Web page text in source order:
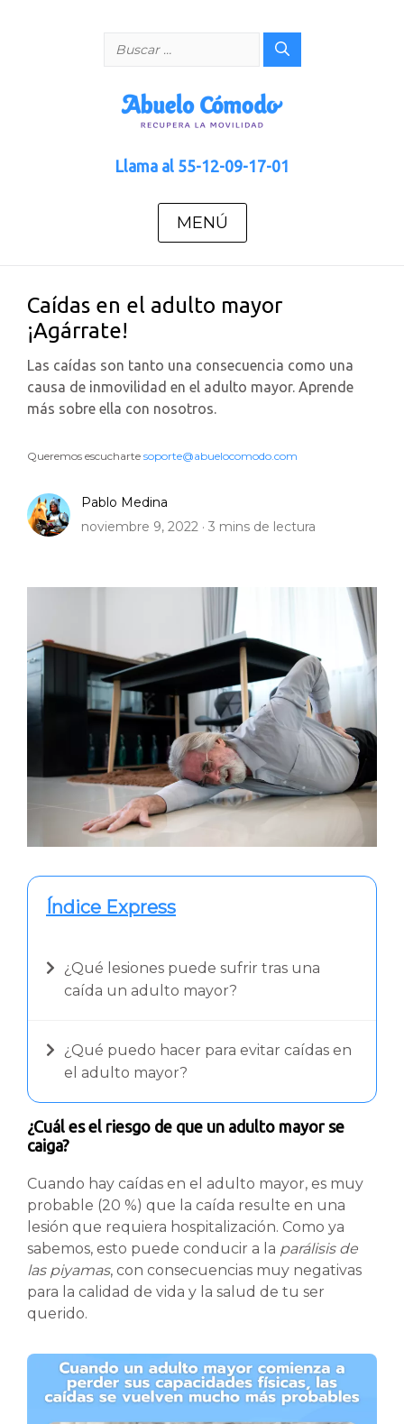
Buscar:
Llama al 55-12-09-17-01
MENÚ
Caídas en el adulto mayor
¡Agárrate!
Las caídas son tanto una consecuencia como una
causa de inmovilidad en el adulto mayor. Aprende
más sobre ella con nosotros.
Pablo Medina
noviembre 9, 2022 · 3 mins de lectura
Queremos escucharte soporte@abuelocomodo.com
Índice Express
¿Qué lesiones puede sufrir tras una
caída un adulto mayor?
¿Qué puedo hacer para evitar caídas en
el adulto mayor?
¿Cuál es el riesgo de que un adulto mayor se
caiga?
Cuando hay caídas en el adulto mayor, es muy
probable (20 %) que la caída resulte en una
lesión que requiera hospitalización. Como ya
sabemos, esto puede conducir a la parálisis de
las piyamas, con consecuencias muy negativas
para la calidad de vida y la salud de tu ser
querido.